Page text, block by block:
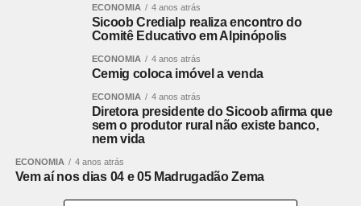
ECONOMIA 4 anos atrás
Sicoob Credialp realiza encontro do
Comitê Educativo em Alpinópolis
ECONOMIA 4 anos atrás
Cemig coloca imóvel a venda
ECONOMIA 4 anos atrás
Diretora presidente do Sicoob afirma que
sem o produtor rural não existe banco,
nem vida
ECONOMIA 4 anos atrás
Vem aí nos dias 04 e 05 Madrugadão Zema